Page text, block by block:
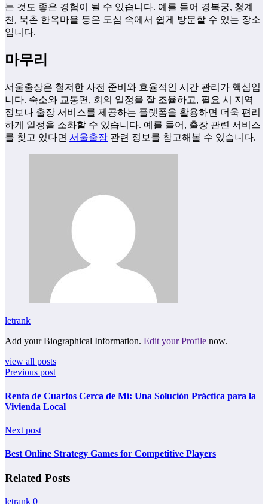
는 것도 좋은 경험이 될 수 있습니다. 예를 들어 경복궁, 청계
천, 북촌 한옥마을 등은 도심 속에서 쉽게 방문할 수 있는 장소
입니다.
마무리
서울출장은 철저한 사전 준비와 효율적인 시간 관리가 핵심입
니다. 숙소와 교통편, 회의 일정을 잘 조율하고, 필요 시 지역
정보나 출장 서비스를 제공하는 플랫폼을 활용하면 더욱 편리
하게 일정을 소화할 수 있습니다. 예를 들어, 출장 관련 서비스
를 찾고 있다면 서울출장 관련 정보를 참고해볼 수 있습니다.
letrank
Add your Biographical Information. Edit your Profile now.
view all posts
Previous post
Renta de Cuartos Cerca de Mí: Una Solución Práctica para la
Vivienda Local
Next post
Best Online Strategy Games for Competitive Players
Related Posts
letrank 0